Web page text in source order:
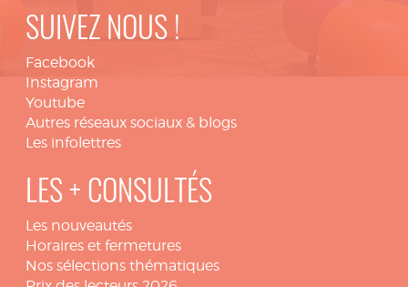
SUIVEZ NOUS !
Facebook
Instagram
Youtube
Autres réseaux sociaux & blogs
Les infolettres
LES + CONSULTÉS
Les nouveautés
Horaires et fermetures
Nos sélections thématiques